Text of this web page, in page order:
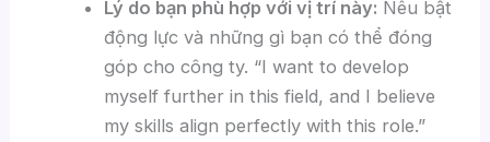
Lý do bạn phù hợp với vị trí này: Nêu bật
động lực và những gì bạn có thể đóng
góp cho công ty. “I want to develop
myself further in this field, and I believe
my skills align perfectly with this role.”